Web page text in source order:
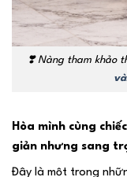
❣️Nàng tham khảo
Hòa mình cùng
giản nhưng sang
Đây là một trong